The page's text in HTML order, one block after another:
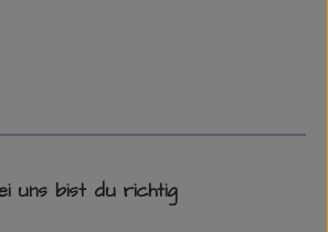
uns bist du richtig